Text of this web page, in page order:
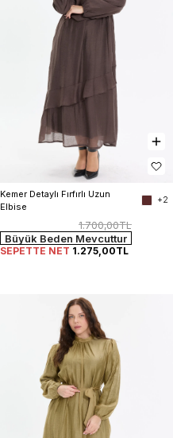
Kemer Detaylı Fırfırlı Uzun
Elbise
+2
1.700,00TL
Büyük Beden Mevcuttur
SEPETTE NET 1.275,00TL